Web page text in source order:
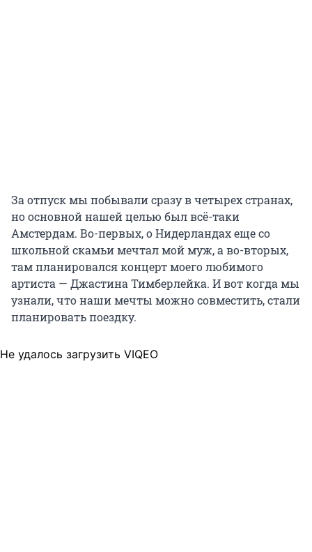
За отпуск мы побывали сразу в четырех странах,
но основной нашей целью был всё-таки
Амстердам. Во-первых, о Нидерландах еще со
школьной скамьи мечтал мой муж, а во-вторых,
там планировался концерт моего любимого
артиста — Джастина Тимберлейка. И вот когда мы
узнали, что наши мечты можно совместить, стали
планировать поездку.
Не удалось загрузить VIQEO